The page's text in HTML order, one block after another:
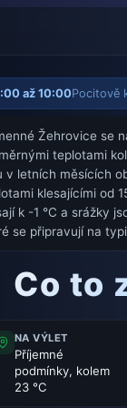
až 10:00Pocitově
Žehrovice se
teplotami
v letních měsících
klesajícími od
k -1 °C a srážky
se připravují na
Co to
NA VÝLET
Příjemné
podmínky, kolem
23 °C